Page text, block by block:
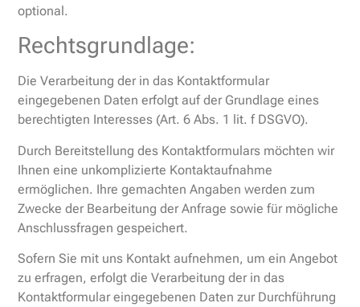
optional.
Rechtsgrundlage:
Die Verarbeitung der in das Kontaktformular
eingegebenen Daten erfolgt auf der Grundlage eines
berechtigten Interesses (Art. 6 Abs. 1 lit. f DSGVO).
Durch Bereitstellung des Kontaktformulars möchten wir
Ihnen eine unkomplizierte Kontaktaufnahme
ermöglichen. Ihre gemachten Angaben werden zum
Zwecke der Bearbeitung der Anfrage sowie für mögliche
Anschlussfragen gespeichert.
Sofern Sie mit uns Kontakt aufnehmen, um ein Angebot
zu erfragen, erfolgt die Verarbeitung der in das
Kontaktformular eingegebenen Daten zur Durchführung